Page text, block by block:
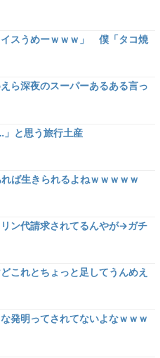
スうめーｗｗｗ」 僕「タコ焼
ら深夜のスーパーあるある言っ
と思う旅行土産
ば生きられるよねｗｗｗｗｗ
リン代請求されてるんやが→ガチ
これとちょっと足してうんめえ
発明ってされてないよなｗｗｗ